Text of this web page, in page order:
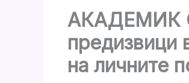
АКАДЕМИК
предизвици
на личните